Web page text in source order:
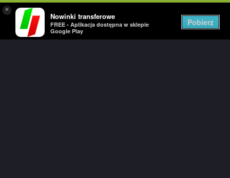
×
Nowinki transferowe
FREE - Aplikacja dostępna w sklepie
Google Play
Pobierz